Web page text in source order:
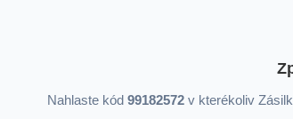
Nahlaste kód99182572 v kterékoliv